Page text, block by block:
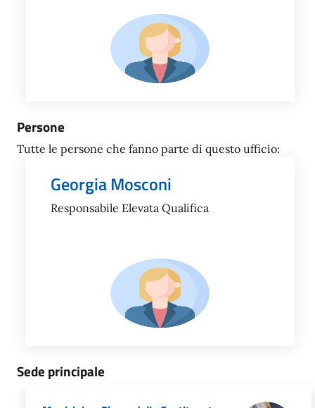
Persone
Tutte le persone che fanno parte di questo ufficio:
Georgia Mosconi
Responsabile Elevata Qualifica
Sede principale